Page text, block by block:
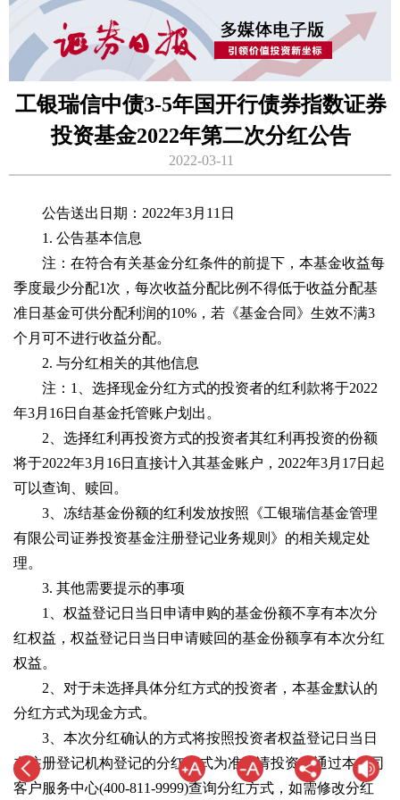
工银瑞信中债3-5年国开行债券指数证券
投资基金2022年第二次分红公告
2022-03-11
公告送出日期：2022年3月11日
1. 公告基本信息
注：在符合有关基金分红条件的前提下，本基金收益每
季度最少分配1次，每次收益分配比例不得低于收益分配基
准日基金可供分配利润的10%，若《基金合同》生效不满3
个月可不进行收益分配。
2. 与分红相关的其他信息
注：1、选择现金分红方式的投资者的红利款将于2022
年3月16日自基金托管账户划出。
2、选择红利再投资方式的投资者其红利再投资的份额
将于2022年3月16日直接计入其基金账户，2022年3月17日起
可以查询、赎回。
3、冻结基金份额的红利发放按照《工银瑞信基金管理
有限公司证券投资基金注册登记业务规则》的相关规定处
理。
3. 其他需要提示的事项
1、权益登记日当日申请申购的基金份额不享有本次分
红权益，权益登记日当日申请赎回的基金份额享有本次分红
权益。
2、对于未选择具体分红方式的投资者，本基金默认的
分红方式为现金方式。
3、本次分红确认的方式将按照投资者权益登记日当日
在注册登记机构登记的分红方式为准。请投资者通过本公司
客户服务中心(400-811-9999)查询分红方式，如需修改分红